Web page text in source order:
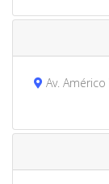
Av.